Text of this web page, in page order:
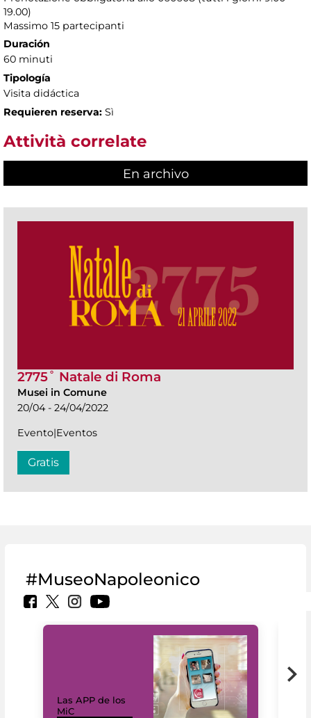
19.00)
Massimo 15 partecipanti
Duración
60 minuti
Tipología
Visita didáctica
Requieren reserva: Sì
Attività correlate
En archivo
2775˚ Natale di Roma
Musei in Comune
20/04 - 24/04/2022
Evento|Eventos
Gratis
#MuseoNapoleonico
Las APP de los
MiC